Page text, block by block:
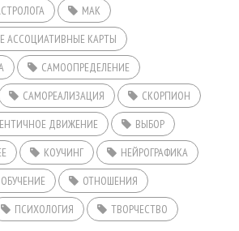
МАК
АССОЦИАТИВНЫЕ КАРТЫ
САМООПРЕДЕЛЕНИЕ
САМОРЕАЛИЗАЦИЯ
СКОРПИОН
ДВИЖЕНИЕ
ВЫБОР
КОУЧИНГ
НЕЙРОГРАФИКА
ОБУЧЕНИЕ
ОТНОШЕНИЯ
ПСИХОЛОГИЯ ТВОРЧЕСТВО